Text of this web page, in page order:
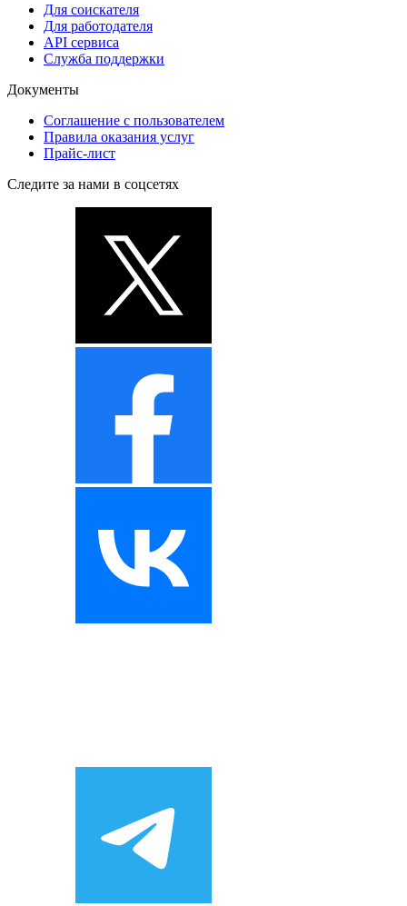
Для соискателя
Для работодателя
API сервиса
Служба поддержки
Документы
Соглашение с пользователем
Правила оказания услуг
Прайс-лист
Следите за нами в соцсетях